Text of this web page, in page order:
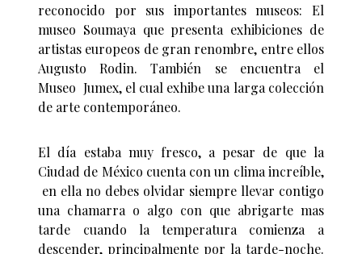
reconocido por sus importantes museos: El
museo Soumaya que presenta exhibiciones de
artistas europeos de gran renombre, entre ellos
Augusto Rodin. También se encuentra el
Museo Jumex, el cual exhibe una larga colección
de arte contemporáneo.
El día estaba muy fresco, a pesar de que la
Ciudad de México cuenta con un clima increíble,
en ella no debes olvidar siempre llevar contigo
una chamarra o algo con que abrigarte mas
tarde cuando la temperatura comienza a
descender, principalmente por la tarde-noche.